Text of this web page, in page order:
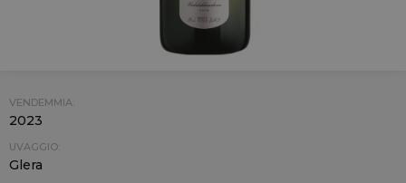
VENDEMMIA:
2023
UVAGGIO:
Glera